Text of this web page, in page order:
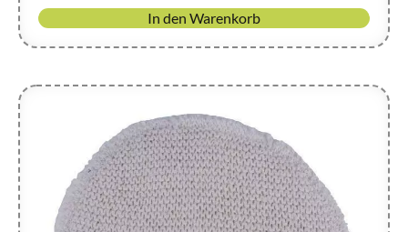
In den Warenkorb